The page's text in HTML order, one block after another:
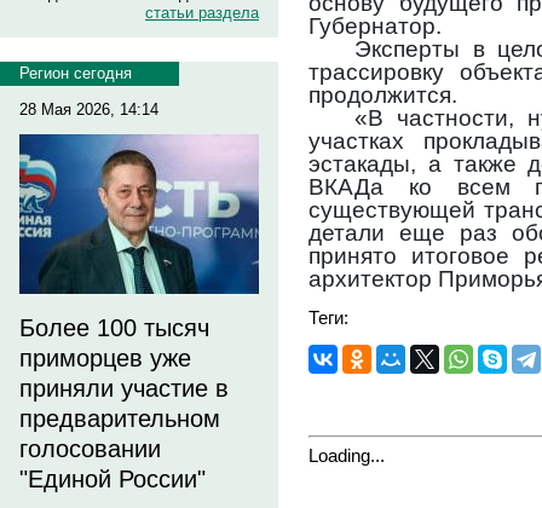
статьи раздела
Регион сегодня
28 Мая 2026, 14:14
Более 100 тысяч
приморцев уже
приняли участие в
предварительном
голосовании
"Единой России"
Губернатор.
Эксперты в
трассировку
продолжится.
«В частности,
участках
эстакады, а также
ВКАДа ко всем
существующей
детали еще раз
принято итоговое
архитектор
Теги:
Loading...